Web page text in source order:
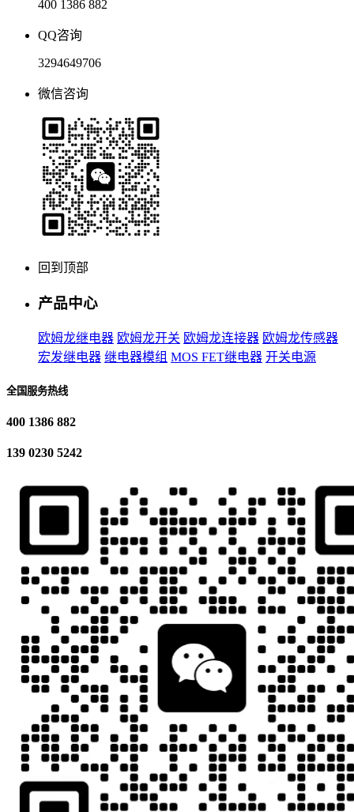
400 1386 882
QQ咨询
3294649706
微信咨询
回到顶部
产品中心
欧姆龙继电器 欧姆龙开关 欧姆龙连接器 欧姆龙传感器
宏发继电器 继电器模组 MOS FET继电器 开关电源
全国服务热线
400 1386 882
139 0230 5242